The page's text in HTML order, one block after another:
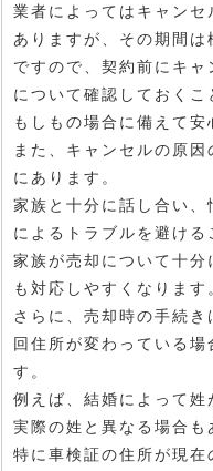
業者によってはキャンセ
ありますが、その期間は
ですので、契約前にキ
について確認しておくこ
もしもの場合に備えて安
また、キャンセルの原
にあります。
家族と十分に話し合い
によるトラブルを避ける
家族が売却について十分
も対応しやすくなります
さらに、売却時の手続
回住所が変わっている
す。
例えば、結婚によって
実際の姓と異なる場合も
特に車検証の住所が現在